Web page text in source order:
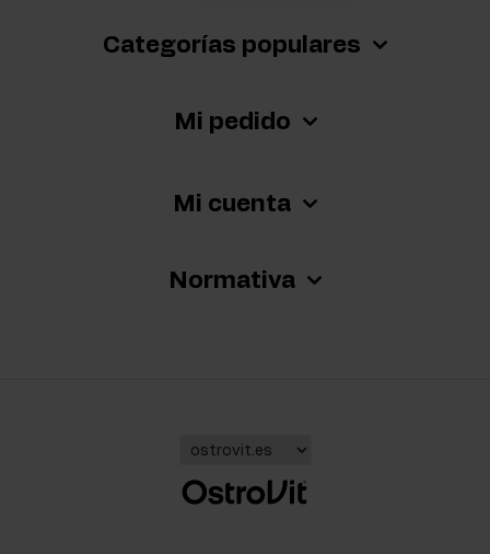
Categorías populares
Mi pedido
Mi cuenta
Normativa